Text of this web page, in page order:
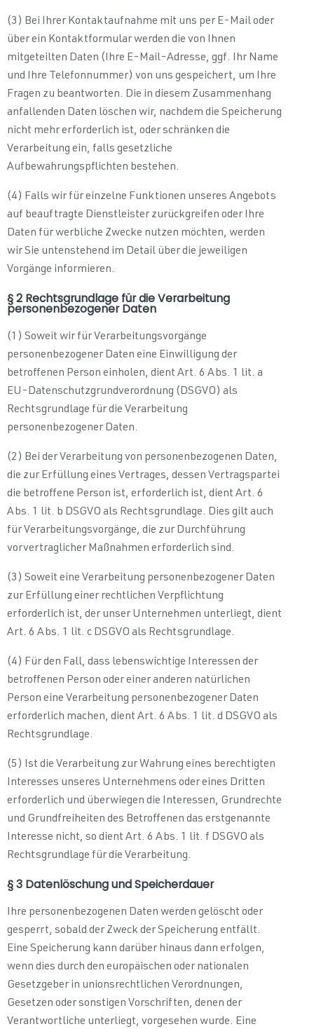
(3) Bei Ihrer Kontaktaufnahme mit uns per E-Mail oder
über ein Kontaktformular werden die von Ihnen
mitgeteilten Daten (Ihre E-Mail-Adresse, ggf. Ihr Name
und Ihre Telefonnummer) von uns gespeichert, um Ihre
Fragen zu beantworten. Die in diesem Zusammenhang
anfallenden Daten löschen wir, nachdem die Speicherung
nicht mehr erforderlich ist, oder schränken die
Verarbeitung ein, falls gesetzliche
Aufbewahrungspflichten bestehen.
(4) Falls wir für einzelne Funktionen unseres Angebots
auf beauftragte Dienstleister zurückgreifen oder Ihre
Daten für werbliche Zwecke nutzen möchten, werden
wir Sie untenstehend im Detail über die jeweiligen
Vorgänge informieren.
§ 2 Rechtsgrundlage für die Verarbeitung
personenbezogener Daten
(1) Soweit wir für Verarbeitungsvorgänge
personenbezogener Daten eine Einwilligung der
betroffenen Person einholen, dient Art. 6 Abs. 1 lit. a
EU-Datenschutzgrundverordnung (DSGVO) als
Rechtsgrundlage für die Verarbeitung
personenbezogener Daten.
(2) Bei der Verarbeitung von personenbezogenen Daten,
die zur Erfüllung eines Vertrages, dessen Vertragspartei
die betroffene Person ist, erforderlich ist, dient Art. 6
Abs. 1 lit. b DSGVO als Rechtsgrundlage. Dies gilt auch
für Verarbeitungsvorgänge, die zur Durchführung
vorvertraglicher Maßnahmen erforderlich sind.
(3) Soweit eine Verarbeitung personenbezogener Daten
zur Erfüllung einer rechtlichen Verpflichtung
erforderlich ist, der unser Unternehmen unterliegt, dient
Art. 6 Abs. 1 lit. c DSGVO als Rechtsgrundlage.
(4) Für den Fall, dass lebenswichtige Interessen der
betroffenen Person oder einer anderen natürlichen
Person eine Verarbeitung personenbezogener Daten
erforderlich machen, dient Art. 6 Abs. 1 lit. d DSGVO als
Rechtsgrundlage.
(5) Ist die Verarbeitung zur Wahrung eines berechtigten
Interesses unseres Unternehmens oder eines Dritten
erforderlich und überwiegen die Interessen, Grundrechte
und Grundfreiheiten des Betroffenen das erstgenannte
Interesse nicht, so dient Art. 6 Abs. 1 lit. f DSGVO als
Rechtsgrundlage für die Verarbeitung.
§ 3 Datenlöschung und Speicherdauer
Ihre personenbezogenen Daten werden gelöscht oder
gesperrt, sobald der Zweck der Speicherung entfällt.
Eine Speicherung kann darüber hinaus dann erfolgen,
wenn dies durch den europäischen oder nationalen
Gesetzgeber in unionsrechtlichen Verordnungen,
Gesetzen oder sonstigen Vorschriften, denen der
Verantwortliche unterliegt, vorgesehen wurde. Eine